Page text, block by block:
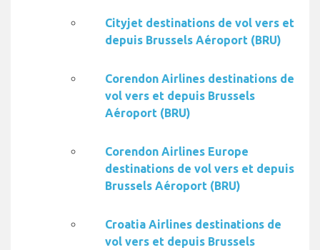
Cityjet destinations de vol vers et
depuis Brussels Aéroport (BRU)
Corendon Airlines destinations de
vol vers et depuis Brussels
Aéroport (BRU)
Corendon Airlines Europe
destinations de vol vers et depuis
Brussels Aéroport (BRU)
Croatia Airlines destinations de
vol vers et depuis Brussels